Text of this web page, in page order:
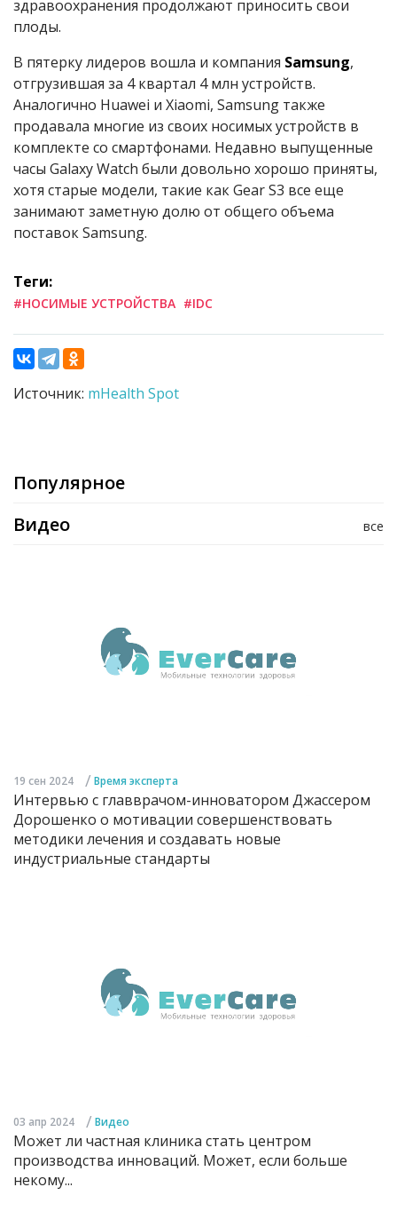
здравоохранения продолжают приносить свои
плоды.
В пятерку лидеров вошла и компания Samsung,
отгрузившая за 4 квартал 4 млн устройств.
Аналогично Huawei и Xiaomi, Samsung также
продавала многие из своих носимых устройств в
комплекте со смартфонами. Недавно выпущенные
часы Galaxy Watch были довольно хорошо приняты,
хотя старые модели, такие как Gear S3 все еще
занимают заметную долю от общего объема
поставок Samsung.
Теги:
#НОСИМЫЕ УСТРОЙСТВА #IDC
Источник: mHealth Spot
Популярное
все
Видео
19 сен 2024 / Время эксперта
Интервью с главврачом-инноватором Джассером
Дорошенко о мотивации совершенствовать
методики лечения и создавать новые
индустриальные стандарты
03 апр 2024 / Видео
Может ли частная клиника стать центром
производства инноваций. Может, если больше
некому...